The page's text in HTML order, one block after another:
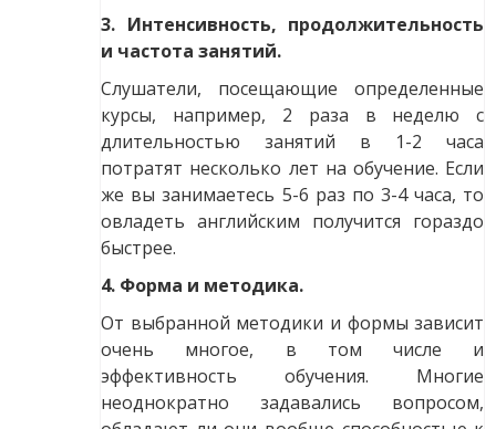
3. Интенсивность, продолжительность
и частота занятий.
Слушатели, посещающие определенные
курсы, например, 2 раза в неделю с
длительностью занятий в 1-2 часа
потратят несколько лет на обучение. Если
же вы занимаетесь 5-6 раз по 3-4 часа, то
овладеть английским получится гораздо
быстрее.
4. Форма и методика.
От выбранной методики и формы зависит
очень многое, в том числе и
эффективность обучения. Многие
неоднократно задавались вопросом,